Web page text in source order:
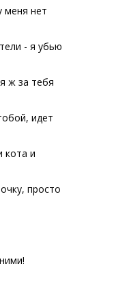
меня нет
- я убью
ж за тебя
идет
кота и
просто